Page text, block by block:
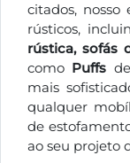
citados,
rústicos,
rústica, sofás
como Puffs
mais
qualquer
de
ao seu projeto